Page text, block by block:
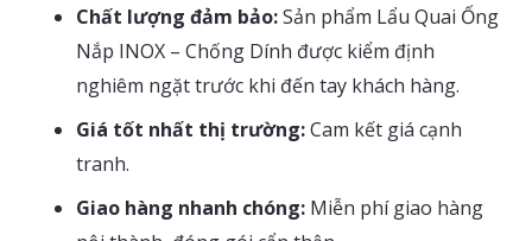
Chất lượng đảm bảo:Sản phẩm Lẩu Quai Ống
Nắp INOX – Chống Dính được kiểm định
nghiêm ngặt trước khi đến tay khách hàng.
Giá tốt nhất thị trường:Cam kết giá cạnh
tranh.
Giao hàng nhanh chóng: Miễn phí giao hàng